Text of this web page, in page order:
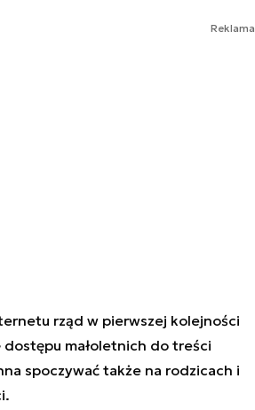
Reklama
rząd w pierwszej kolejności
małoletnich do treści
spoczywać także na rodzicach i